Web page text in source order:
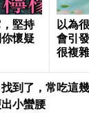
堅持
懷疑
以為
會引
很複雜
到了，常吃這幾
小蠻腰